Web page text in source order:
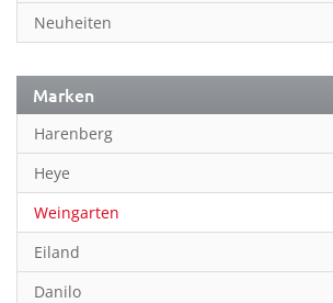
Neuheiten
Marken
Harenberg
Heye
Weingarten
Eiland
Danilo